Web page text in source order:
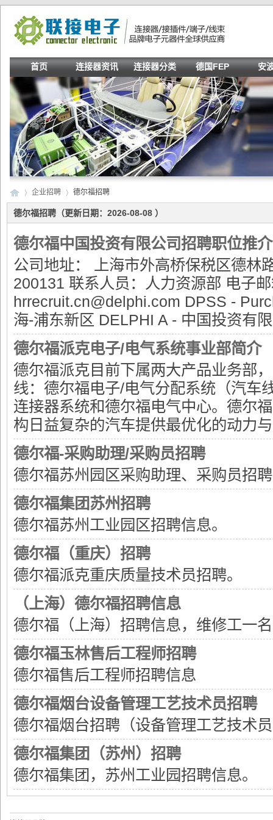
首页 连接器资讯 连接器分类 德国FEP 安
联
量
电
网
›
企业招聘
›
德尔福招聘
德尔福招聘（更新日期：2026-08-08 ）
德尔福中国投资有限公司招聘职位推介
公司地址： 上海市外高桥保税区德林
200131 联系人员：人力资源部 电子
hrrecruit.cn@delphi.com DPSS -
海-浦东新区 DELPHI A - 中国投资有
德尔福派克电子/电气系统事业部简介
德尔福派克目前下属两大产品业务部
线：德尔福电子/电气分配系统（汽车
连接器系统和德尔福电气中心。德尔
构日益复杂的汽车提供最优化的动力
德尔福-采购助理/采购员招聘
德尔福苏州园区采购助理、采购员招
德尔福集团苏州招聘
德尔福苏州工业园区招聘信息。
德尔福（重庆）招聘
德尔福派克重庆质量技术员招聘。
（上海）德尔福招聘信息
德尔福（上海）招聘信息，维修工一
德尔福玉林售后工程师招聘
德尔福售后工程师招聘信息
德尔福烟台设备管理工艺技术员招聘
德尔福烟台招聘（设备管理工艺技术
德尔福集团（苏州）招聘
德尔福集团，苏州工业园招聘信息。